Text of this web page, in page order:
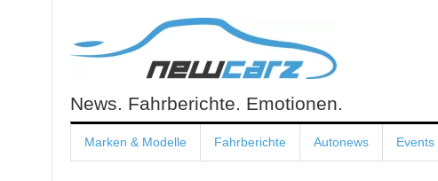
content
NewCarz.de
News. Fahrberichte. Emotionen.
Marken & Modelle Fahrberichte Autonews Events